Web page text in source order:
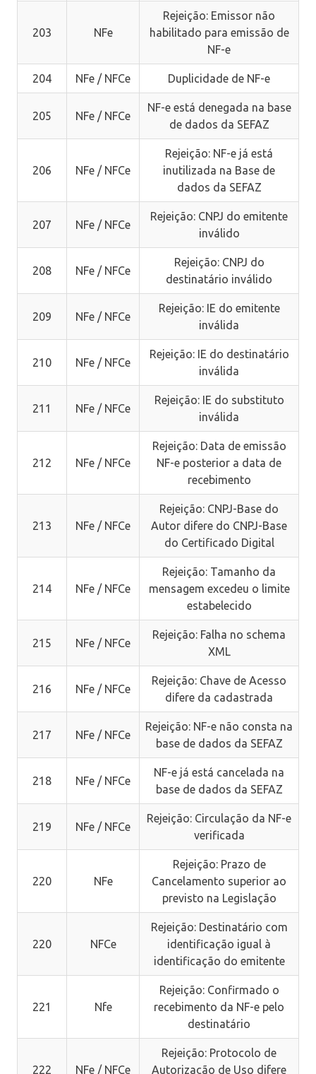
203 NFe
Rejeição: Emissor não
habilitado para emissão de
NF-e
204 NFe / NFCe Duplicidade de NF-e
205 NFe / NFCe
NF-e está denegada na base
de dados da SEFAZ
206 NFe / NFCe
Rejeição: NF-e já está
inutilizada na Base de
dados da SEFAZ
207 NFe / NFCe
Rejeição: CNPJ do emitente
inválido
208 NFe / NFCe
Rejeição: CNPJ do
destinatário inválido
209 NFe / NFCe
Rejeição: IE do emitente
inválida
210 NFe / NFCe
Rejeição: IE do destinatário
inválida
211 NFe / NFCe
Rejeição: IE do substituto
inválida
212 NFe / NFCe
Rejeição: Data de emissão
NF-e posterior a data de
recebimento
213 NFe / NFCe
Rejeição: CNPJ-Base do
Autor difere do CNPJ-Base
do Certificado Digital
214 NFe / NFCe
Rejeição: Tamanho da
mensagem excedeu o limite
estabelecido
215 NFe / NFCe
Rejeição: Falha no schema
XML
216 NFe / NFCe
Rejeição: Chave de Acesso
difere da cadastrada
217 NFe / NFCe
Rejeição: NF-e não consta na
base de dados da SEFAZ
218 NFe / NFCe
NF-e já está cancelada na
base de dados da SEFAZ
219 NFe / NFCe
Rejeição: Circulação da NF-e
verificada
220 NFe
Rejeição: Prazo de
Cancelamento superior ao
previsto na Legislação
220 NFCe
Rejeição: Destinatário com
identificação igual à
identificação do emitente
221 Nfe
Rejeição: Confirmado o
recebimento da NF-e pelo
destinatário
222 NFe / NFCe
Rejeição: Protocolo de
Autorização de Uso difere